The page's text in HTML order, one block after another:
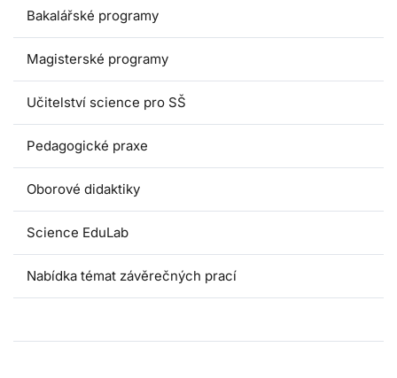
Bakalářské programy
Magisterské programy
Učitelství science pro SŠ
Pedagogické praxe
Oborové didaktiky
Science EduLab
Nabídka témat závěrečných prací